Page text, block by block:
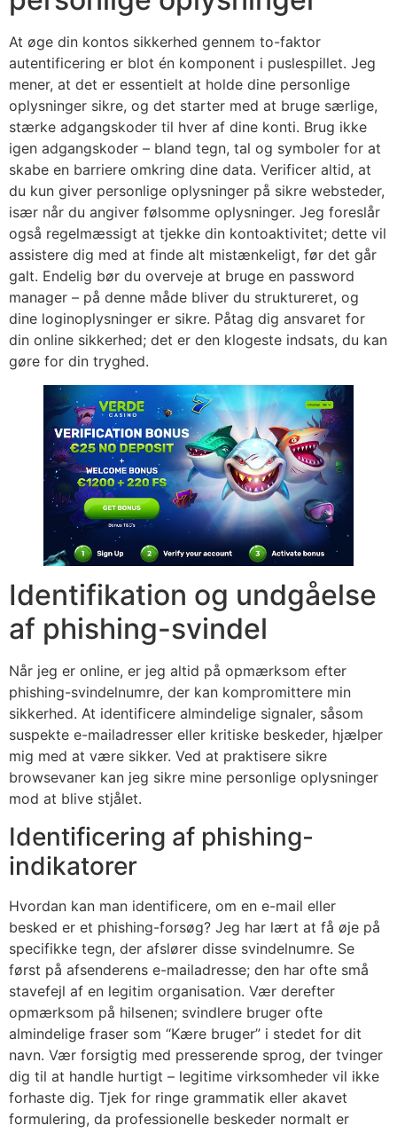
At øge din kontos sikkerhed gennem to-faktor
autentificering er blot én komponent i puslespillet. Jeg
mener, at det er essentielt at holde dine personlige
oplysninger sikre, og det starter med at bruge særlige,
stærke adgangskoder til hver af dine konti. Brug ikke
igen adgangskoder – bland tegn, tal og symboler for at
skabe en barriere omkring dine data. Verificer altid, at
du kun giver personlige oplysninger på sikre websteder,
især når du angiver følsomme oplysninger. Jeg foreslår
også regelmæssigt at tjekke din kontoaktivitet; dette vil
assistere dig med at finde alt mistænkeligt, før det går
galt. Endelig bør du overveje at bruge en password
manager – på denne måde bliver du struktureret, og
dine loginoplysninger er sikre. Påtag dig ansvaret for
din online sikkerhed; det er den klogeste indsats, du kan
gøre for din tryghed.
Identifikation og undgåelse
af phishing-svindel
Når jeg er online, er jeg altid på opmærksom efter
phishing-svindelnumre, der kan kompromittere min
sikkerhed. At identificere almindelige signaler, såsom
suspekte e-mailadresser eller kritiske beskeder, hjælper
mig med at være sikker. Ved at praktisere sikre
browsevaner kan jeg sikre mine personlige oplysninger
mod at blive stjålet.
Identificering af phishing-
indikatorer
Hvordan kan man identificere, om en e-mail eller
besked er et phishing-forsøg? Jeg har lært at få øje på
specifikke tegn, der afslører disse svindelnumre. Se
først på afsenderens e-mailadresse; den har ofte små
stavefejl af en legitim organisation. Vær derefter
opmærksom på hilsenen; svindlere bruger ofte
almindelige fraser som “Kære bruger” i stedet for dit
navn. Vær forsigtig med presserende sprog, der tvinger
dig til at handle hurtigt – legitime virksomheder vil ikke
forhaste dig. Tjek for ringe grammatik eller akavet
formulering, da professionelle beskeder normalt er